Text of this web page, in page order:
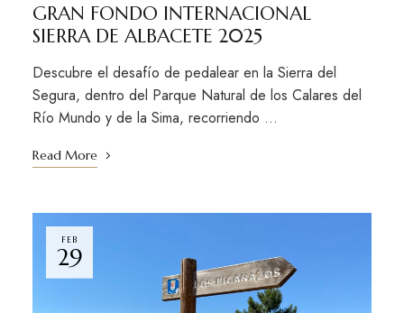
GRAN FONDO INTERNACIONAL
SIERRA DE ALBACETE 2025
Descubre el desafío de pedalear en la Sierra del
Segura, dentro del Parque Natural de los Calares del
Río Mundo y de la Sima, recorriendo …
Read More
FEB
29